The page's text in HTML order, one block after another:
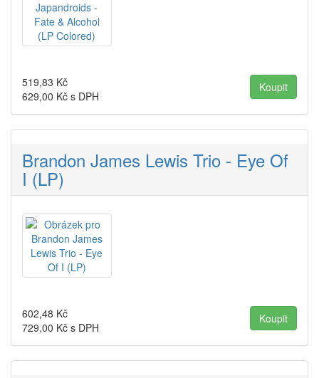
519,83 Kč
629,00 Kč s DPH
Brandon James Lewis Trio - Eye Of
I (LP)
602,48 Kč
729,00 Kč s DPH